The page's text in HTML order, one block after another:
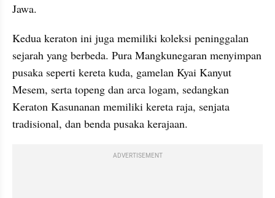
Jawa.
Kedua keraton ini juga memiliki koleksi peninggalan
sejarah yang berbeda. Pura Mangkunegaran menyimpan
pusaka seperti kereta kuda, gamelan Kyai Kanyut
Mesem, serta topeng dan arca logam, sedangkan
Keraton Kasunanan memiliki kereta raja, senjata
tradisional, dan benda pusaka kerajaan.
ADVERTISEMENT